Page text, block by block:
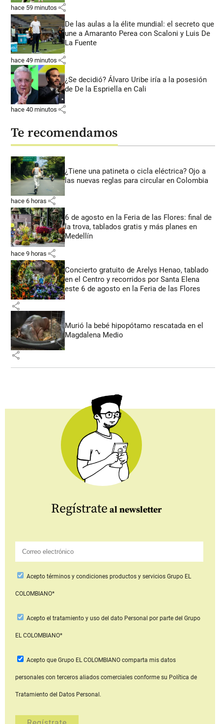
hace 59 minutos share
De las aulas a la élite mundial: el secreto que
une a Amaranto Perea con Scaloni y Luis De
La Fuente
hace 49 minutos share
¿Se decidió? Álvaro Uribe iría a la posesión
de De la Espriella en Cali
hace 40 minutos share
Te recomendamos
¿Tiene una patineta o cicla eléctrica? Ojo a
las nuevas reglas para circular en Colombia
hace 6 horas share
6 de agosto en la Feria de las Flores: final de
la trova, tablados gratis y más planes en
Medellín
hace 9 horas share
Concierto gratuito de Arelys Henao, tablado
en el Centro y recorridos por Santa Elena
este 6 de agosto en la Feria de las Flores
share
Murió la bebé hipopótamo rescatada en el
Magdalena Medio
share
Regístrate al newsletter
Aceptotérminos y condiciones productos y serviciosGrupo EL
COLOMBIANO*
Acepto el tratamiento y uso del dato Personal por parte del Grupo
EL COLOMBIANO*
Acepto que Grupo EL COLOMBIANOcomparta mis datos
personales con terceros aliados comerciales conforme su Política de
Tratamiento del Datos Personal.